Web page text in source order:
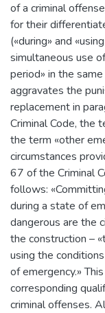
of a criminal
for their
(«during» and
simultaneous use
period» in the
aggravates the
replacement in
Criminal Code, the
the term «other
circumstances
67 of the Criminal
follows:
during a state of
dangerous are the
the construction –
using the
of emergency.»
corresponding
criminal offenses.